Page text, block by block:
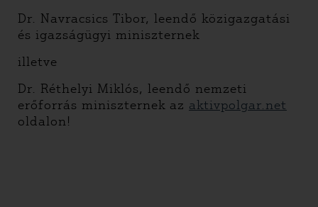
Dr. Navracsics Tibor, leendő közigazgatási
és igazságügyi miniszternek
illetve
Dr. Réthelyi Miklós, leendő nemzeti
erőforrás miniszternek az aktivpolgar.net
oldalon!